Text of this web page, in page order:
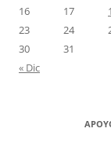
16
17
23
24
30
31
« Dic